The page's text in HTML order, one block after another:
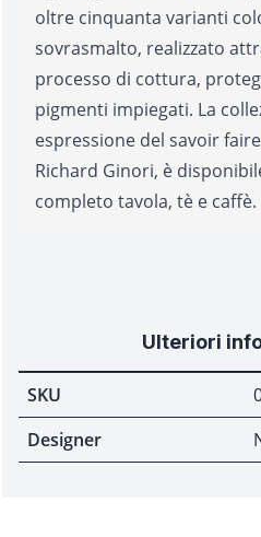
oltre cinquanta varianti
sovrasmalto, realizzato
processo di cottura,
pigmenti impiegati. La
espressione del savoir
Richard Ginori, è
completo tavola, tè e caffè.
Ulteriori
SKU
Designer